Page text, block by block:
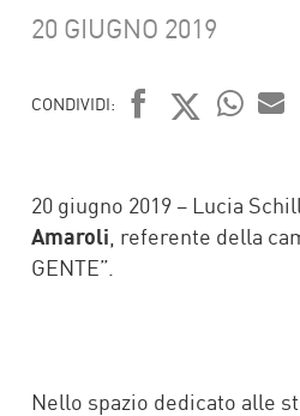
20 GIUGNO 2019
CONDIVIDI:
20 giugno 2019 – Lucia
Amaroli , referente della
GENTE”.
Nello spazio dedicato alle